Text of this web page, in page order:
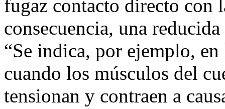
fugaz contacto directo con
consecuencia, una
“Se indica, por ejemplo,
cuando los músculos del
tensionan y contraen a